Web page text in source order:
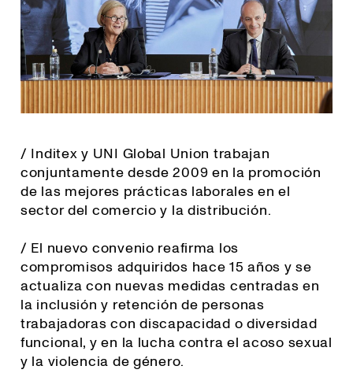
/ Inditex y UNI Global Union trabajan
conjuntamente desde 2009 en la promoción
de las mejores prácticas laborales en el
sector del comercio y la distribución.
/ El nuevo convenio reafirma los
compromisos adquiridos hace 15 años y se
actualiza con nuevas medidas centradas en
la inclusión y retención de personas
trabajadoras con discapacidad o diversidad
funcional, y en la lucha contra el acoso sexual
y la violencia de género.